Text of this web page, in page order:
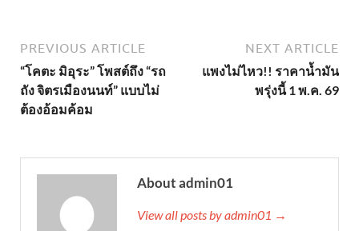
PREVIOUS ARTICLE
“โคตะ มิอุระ” โพสต์ถึง “รถ
ถัง จิตรเมืองนนท์” แบบไม่
ต้องอ้อมค้อม
NEXT ARTICLE
แพงไม่ไหว!! ราคาน้ำมัน
พรุ่งนี้ 1 พ.ค. 69
About admin01
View all posts by admin01 →